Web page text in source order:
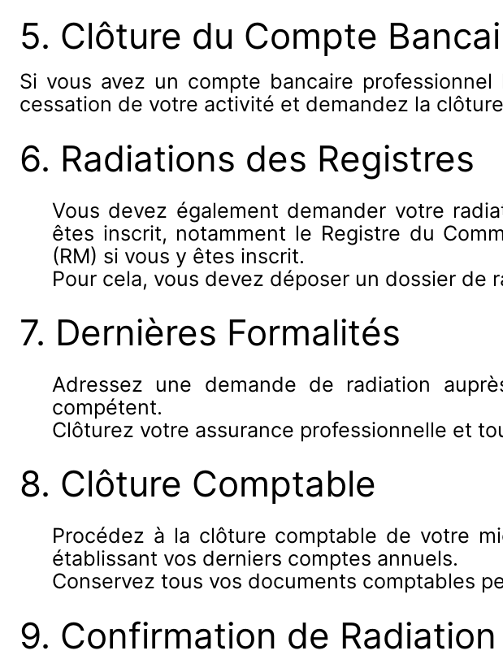
5. Clôture du Compte
Si vous avez un compte bancaire
cessation de votre activité et demandez la
6. Radiations des Registres
Vous devez également demander votre
êtes inscrit, notamment le Registre du
(RM) si vous y êtes inscrit.
Pour cela, vous devez déposer un dossier de
7. Dernières Formalités
Adressez une demande de radiation
compétent.
Clôturez votre assurance professionnelle et
8. Clôture Comptable
Procédez à la clôture comptable de votre
établissant vos derniers comptes annuels.
Conservez tous vos documents comptables
9. Confirmation de Radiation